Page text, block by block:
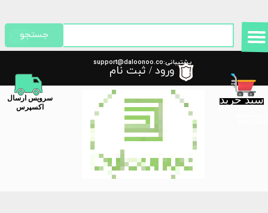
پشتیبانی:support@daloonoo.co
m
سبد خرید
​سرویس ارسال
اکسپرس
جستجو
ورود / ثبت نام
حساب کاربری من
تغییر گذر واژه
سفارشات
خروج از حساب کاربری